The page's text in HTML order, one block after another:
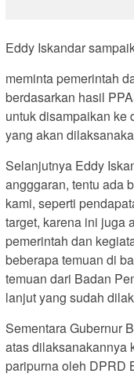
Eddy Iskandar
meminta pemerintah
berdasarkan hasil
untuk disampaikan ke
yang akan
Selanjutnya Eddy
angggaran, tentu ada
kami, seperti
target, karena ini juga
pemerintah dan
beberapa temuan di
temuan dari Badan
lanjut yang sudah
Sementara Gubernur
atas dilaksanakannya
paripurna oleh DPRD